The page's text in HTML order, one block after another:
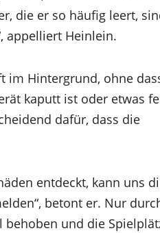
die er so häufig leert,
appelliert Heinlein.
im Hintergrund, ohne
kaputt ist oder etwas
dafür, dass die
entdeckt, kann uns
betont er. Nur
und die